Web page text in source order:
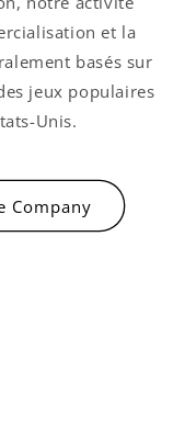
et la
basés sur
jeux populaires
Unis.
Company